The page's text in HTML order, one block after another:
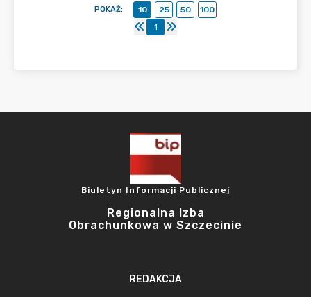
POKAŻ: 10 25 50
100
1
Biuletyn Informacji Publicznej
Regionalna Izba
Obrachunkowa w Szczecinie
REDAKCJA